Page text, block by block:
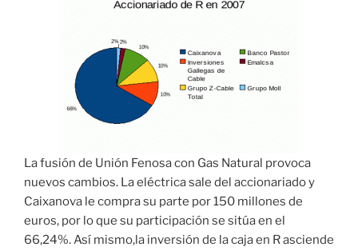
La fusión de Unión Fenosa con Gas Natural provoca
nuevos cambios. La eléctrica sale del accionariado y
Caixanova le compra su parte por 150 millones de
euros, por lo que su participación se sitúa en el
66,24%. Así mismo,la inversión de la caja en R asciende